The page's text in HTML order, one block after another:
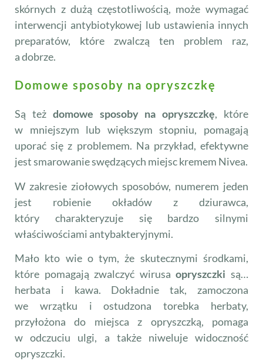
skórnych z dużą częstotliwością, może wymagać
interwencji antybiotykowej lub ustawienia innych
preparatów, które zwalczą ten problem raz,
a dobrze.
Domowe sposoby na opryszczkę
Są też domowe sposoby na opryszczkę, które
w mniejszym lub większym stopniu, pomagają
uporać się z problemem. Na przykład, efektywne
jest smarowanie swędzących miejsc kremem Nivea.
W zakresie ziołowych sposobów, numerem jeden
jest robienie okładów z dziurawca,
który charakteryzuje się bardzo silnymi
właściwościami antybakteryjnymi.
Mało kto wie o tym, że skutecznymi środkami,
które pomagają zwalczyć wirusaopryszczki są…
herbata i kawa. Dokładnie tak, zamoczona
we wrzątku i ostudzona torebka herbaty,
przyłożona do miejsca z opryszczką, pomaga
w odczuciu ulgi, a także niweluje widoczność
opryszczki.